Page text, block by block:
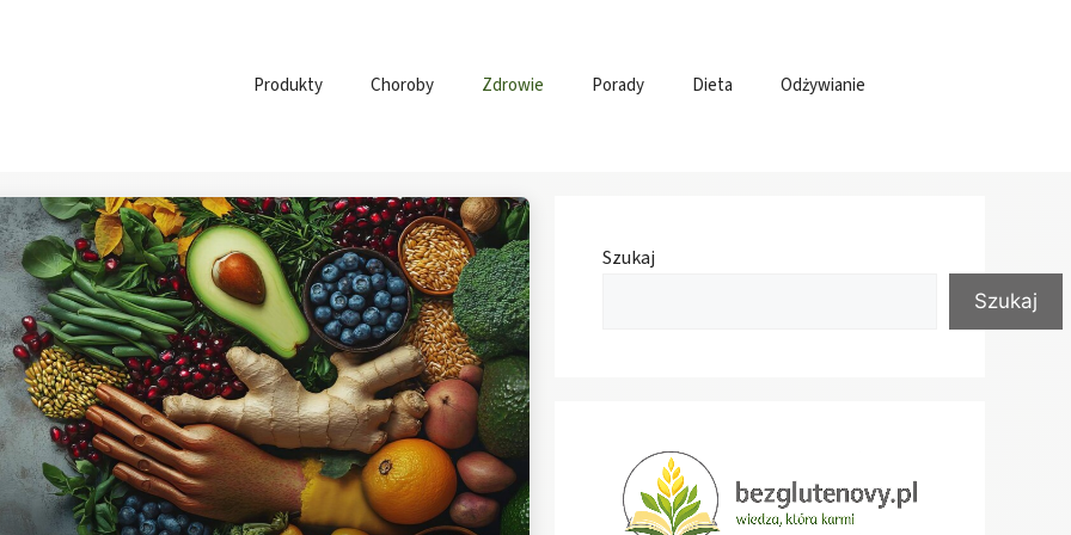
Produkty Choroby Zdrowie Porady Dieta Odżywianie
Szukaj
Szukaj